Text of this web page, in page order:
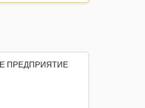
ПРЕДПРИЯТИЕ